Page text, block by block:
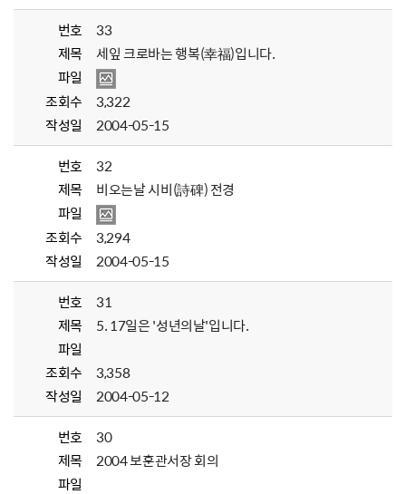
번호
33
제목
세잎 크로바는 행복(幸福)입니다.
파일
조회수
3,322
작성일
2004-05-15
번호
32
제목
비오는날 시비(詩碑) 전경
파일
조회수
3,294
작성일
2004-05-15
번호
31
제목
5. 17일은 '성년의날'입니다.
파일
조회수
3,358
작성일
2004-05-12
번호
30
제목
2004 보훈관서장 회의
파일